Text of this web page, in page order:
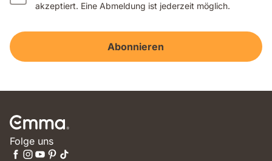
akzeptiert. Eine Abmeldung ist jederzeit möglich.
Abonnieren
Folge uns